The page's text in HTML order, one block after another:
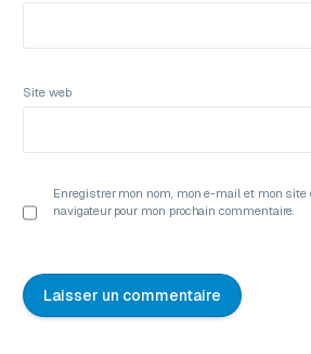
Site web
Enregistrer mon nom, mon e-mail et mon site
navigateur pour mon prochain commentaire.